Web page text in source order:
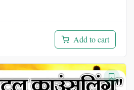
Add to cart